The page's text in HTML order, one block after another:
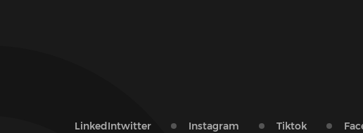
Tiktok
Instagram
twitter
LinkedIn